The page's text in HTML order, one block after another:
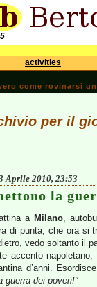
activities
come rovinarsi
per il
Aprile 2010, 23:53
la
a Milano,
di punta, che ora si
vedo soltanto il
accento
d’anni.
guerra dei poveri!”